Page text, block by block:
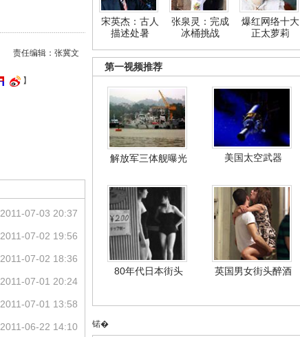
宋英杰：古人
描述处暑
张泉灵：完成
冰桶挑战
爆红网络十大
正太萝莉
第一视频推荐
解放军三体舰曝光 美国太空武器
80年代日本街头 英国男女街头醉酒
锘�
责任编辑：张冀文
】
2011-07-03 20:37
2011-07-02 19:56
2011-07-02 18:36
2011-07-01 20:24
2011-07-01 13:58
2011-06-22 14:10